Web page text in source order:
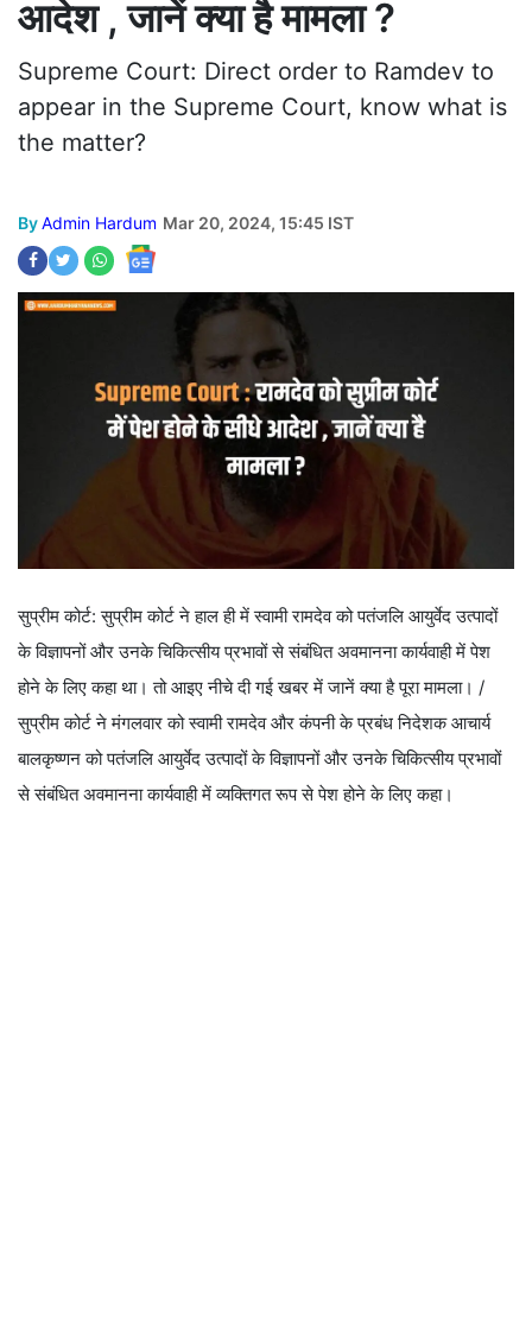
आदेश , जानें क्या है मामला ?
Supreme Court: Direct order to Ramdev to
appear in the Supreme Court, know what is
the matter?
ByAdmin Hardum Mar 20, 2024, 15:45 IST
सुप्रीम कोर्ट: सुप्रीम कोर्ट ने हाल ही में स्वामी रामदेव को पतंजलि आयुर्वेद उत्पादों
के विज्ञापनों और उनके चिकित्सीय प्रभावों से संबंधित अवमानना ​​कार्यवाही में पेश
होने के लिए कहा था। तो आइए नीचे दी गई खबर में जानें क्या है पूरा मामला। /
सुप्रीम कोर्ट ने मंगलवार को स्वामी रामदेव और कंपनी के प्रबंध निदेशक आचार्य
बालकृष्णन को पतंजलि आयुर्वेद उत्पादों के विज्ञापनों और उनके चिकित्सीय प्रभावों
से संबंधित अवमानना ​​कार्यवाही में व्यक्तिगत रूप से पेश होने के लिए कहा।